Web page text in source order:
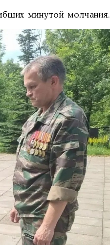
минутой молчания.